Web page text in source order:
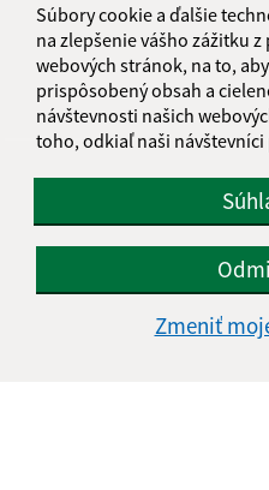
Súbory cookie a ďalšie
na zlepšenie vášho zážitku
webových stránok, na to,
prispôsobený obsah a
návštevnosti našich
toho, odkiaľ naši
Zmeniť
+421 55
IČO: